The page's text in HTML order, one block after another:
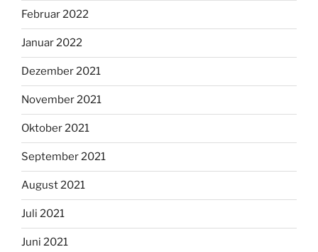
Februar 2022
Januar 2022
Dezember 2021
November 2021
Oktober 2021
September 2021
August 2021
Juli 2021
Juni 2021